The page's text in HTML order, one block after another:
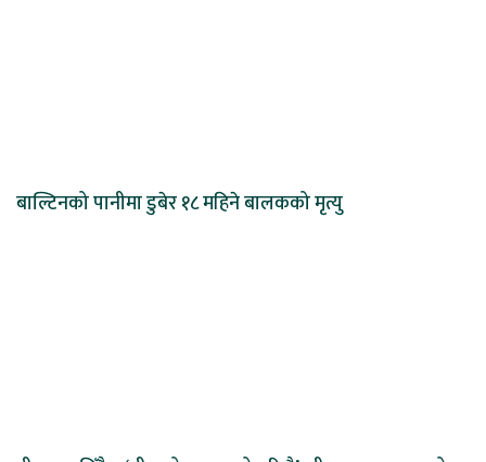
बाल्टिनको पानीमा डुबेर १८ महिने बालकको मृत्यु